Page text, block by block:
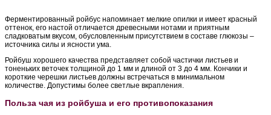
Ферментированный ройбус напоминает мелкие опилки и имеет красный
оттенок, его настой отличается древесными нотами и приятным
сладковатым вкусом, обусловленным присутствием в составе глюкозы –
источника силы и ясности ума.
Ройбуш хорошего качества представляет собой частички листьев и
тоненьких веточек толщиной до 1 мм и длиной от 3 до 4 мм. Кончики и
короткие черешки листьев должны встречаться в минимальном
количестве. Допустимы более светлые вкрапления.
Польза чая из ройбуша и его противопоказания